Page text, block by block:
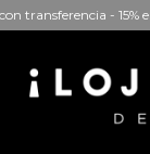
transferencia - 15%